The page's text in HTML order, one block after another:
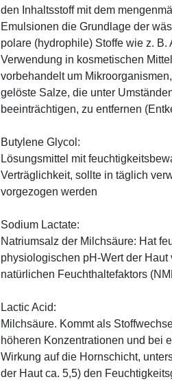
den Inhaltsstoff mit dem
Emulsionen die Grundlage der
polare (hydrophile) Stoffe wie z.
Verwendung in kosmetischen
vorbehandelt um
gelöste Salze, die unter
beeinträchtigen, zu entfernen
Butylene Glycol:
Lösungsmittel mit
Verträglichkeit, sollte in täglich
vorgezogen werden
Sodium Lactate:
Natriumsalz der Milchsäure: Hat
physiologischen pH-Wert der
natürlichen Feuchthaltefaktors
Lactic Acid:
Milchsäure. Kommt als
höheren Konzentrationen und bei
Wirkung auf die Hornschicht,
der Haut ca. 5,5) den